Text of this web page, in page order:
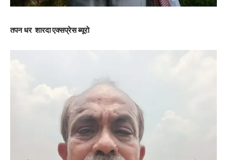
तपन धर शारदा एक्सप्रेस ब्यूरो